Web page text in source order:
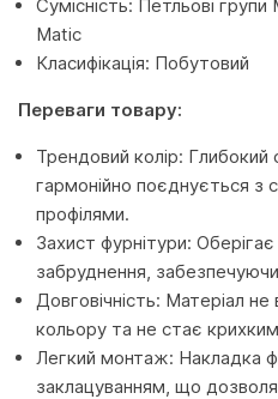
Сумісність: Петльові
Matic
Класифікація: Побутовий
Переваги товару:
Трендовий колір: Глибокий
гармонійно поєднується з
профілями.
Захист фурнітури:
забруднення,
Довговічність: Матеріал
кольору та не стає
Легкий монтаж: Накладка
заклацуванням, що